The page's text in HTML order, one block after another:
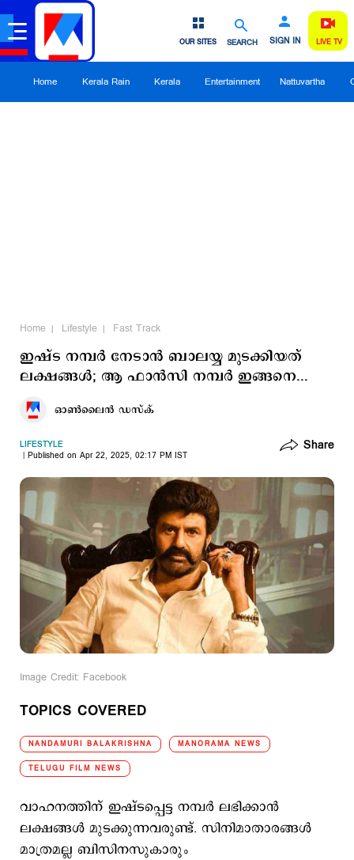
SEARCH SIGN IN
OUR SITES LIVE TV
Home Kerala Rain Kerala Entertainment Nattuvartha
Home Lifestyle Fast Track
ഇഷ്ട നമ്പര്‍ നേടാന്‍ ബാലയ്യ മുടക്കിയത്
ലക്ഷങ്ങള്‍; ആ ഫാന്‍സി നമ്പര്‍ ഇങ്ങനെ...
ഓണ്‍ലൈന്‍ ഡസ്ക്
LIFESTYLE
Published on Apr 22, 2025, 02:17 PM IST
Share
Image Credit: Facebook
TOPICS COVERED
NANDAMURI BALAKRISHNA MANORAMA NEWS
TELUGU FILM NEWS
വാഹനത്തിന് ഇഷ്ടപ്പെട്ട നമ്പര്‍ ലഭിക്കാന്‍
ലക്ഷങ്ങള്‍ മുടക്കുന്നവരുണ്ട്. സിനിമാതാരങ്ങള്‍
മാത്രമല്ല ബിസിനസുകാരും